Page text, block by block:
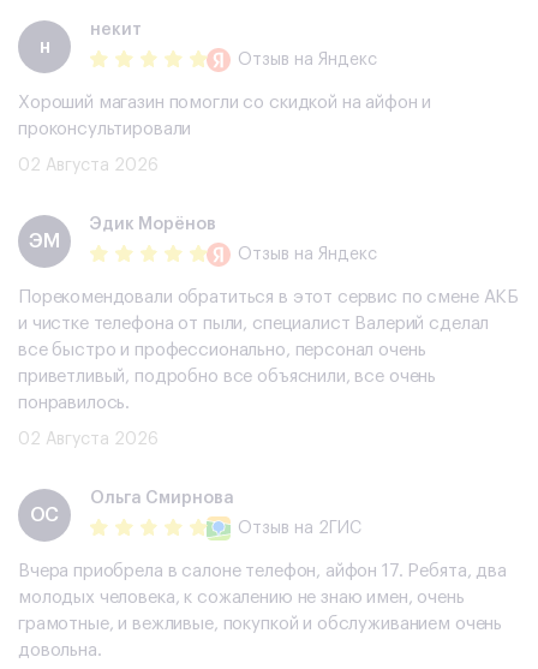
н
некит
Отзыв на Яндекс
Хороший магазин помогли со скидкой на айфон и
проконсультировали
02 Августа 2026
ЭМ
Эдик Морёнов
Отзыв на Яндекс
Порекомендовали обратиться в этот сервис по смене АКБ
и чистке телефона от пыли, специалист Валерий сделал
все быстро и профессионально, персонал очень
приветливый, подробно все объяснили, все очень
понравилось.
02 Августа 2026
ОС
Ольга Смирнова
Отзыв на 2ГИС
Вчера приобрела в салоне телефон, айфон 17. Ребята, два
молодых человека, к сожалению не знаю имен, очень
грамотные, и вежливые, покупкой и обслуживанием очень
довольна.